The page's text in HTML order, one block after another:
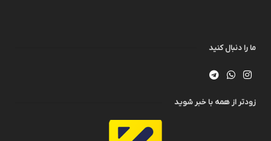
ما را دنبال کنید
زودتر از همه با خبر شوید